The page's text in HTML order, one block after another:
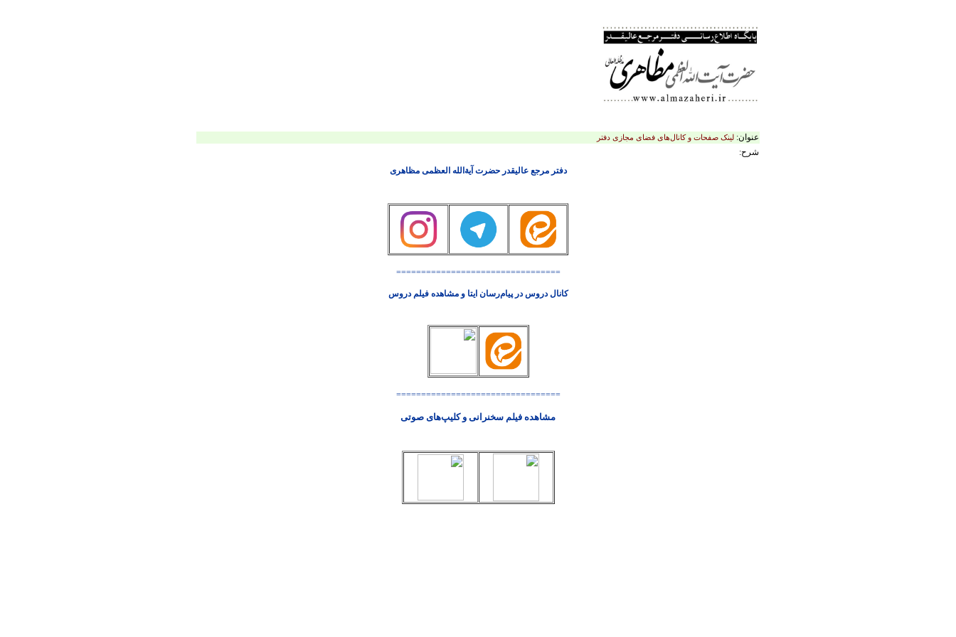
عنوان: لینک صفحات و کانال‌های فضای مجازی دفتر
شرح:
دفتر مرجع عالیقدر حضرت آیة‌الله العظمی مظاهری
=================================
کانال دروس در پیام‌رسان ایتا و مشاهده فیلم دروس
=================================
مشاهده فیلم سخنرانی و کلیپ‌های صوتی